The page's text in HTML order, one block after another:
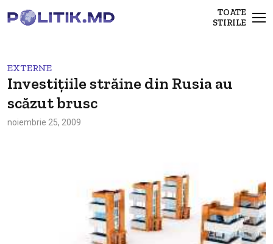
TOATE
STIRILE
EXTERNE
Investițiile străine din Rusia au
scăzut brusc
noiembrie 25, 2009